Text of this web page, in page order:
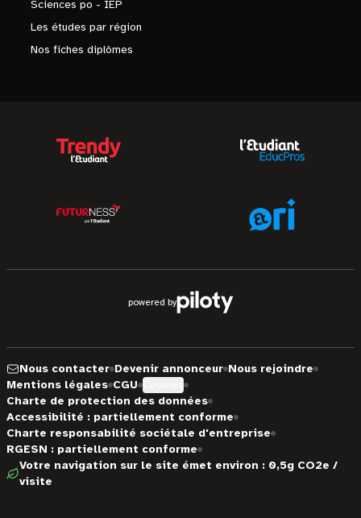
Sciences po - IEP
Les études par région
Nos fiches diplômes
powered by
Nous contacter Devenir annonceur Nous rejoindre
Mentions légales CGU
Charte de protection des données
Accessibilité : partiellement conforme
Charte responsabilité sociétale d'entreprise
RGESN : partiellement conforme
Votre navigation sur le site émet environ : 0,5g CO2e /
visite